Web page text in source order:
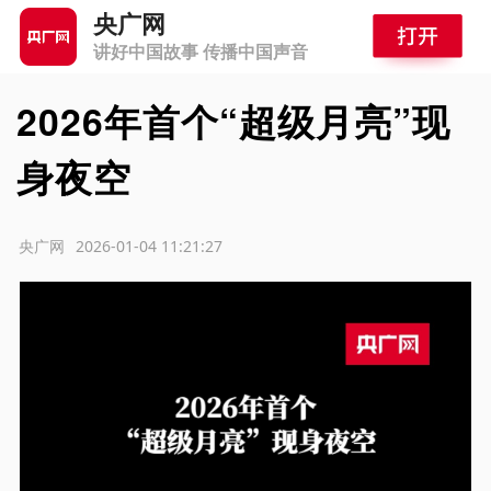
央广网
讲好中国故事 传播中国声音
2026年首个“超级月亮”现
身夜空
2026-01-04 11:21:27
央广网